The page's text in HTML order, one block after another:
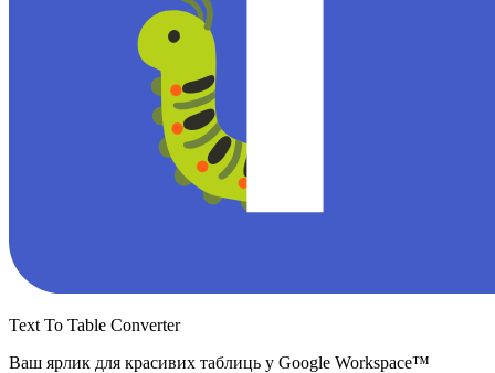
Text To Table Converter
Ваш ярлик для красивих таблиць у Google Workspace™